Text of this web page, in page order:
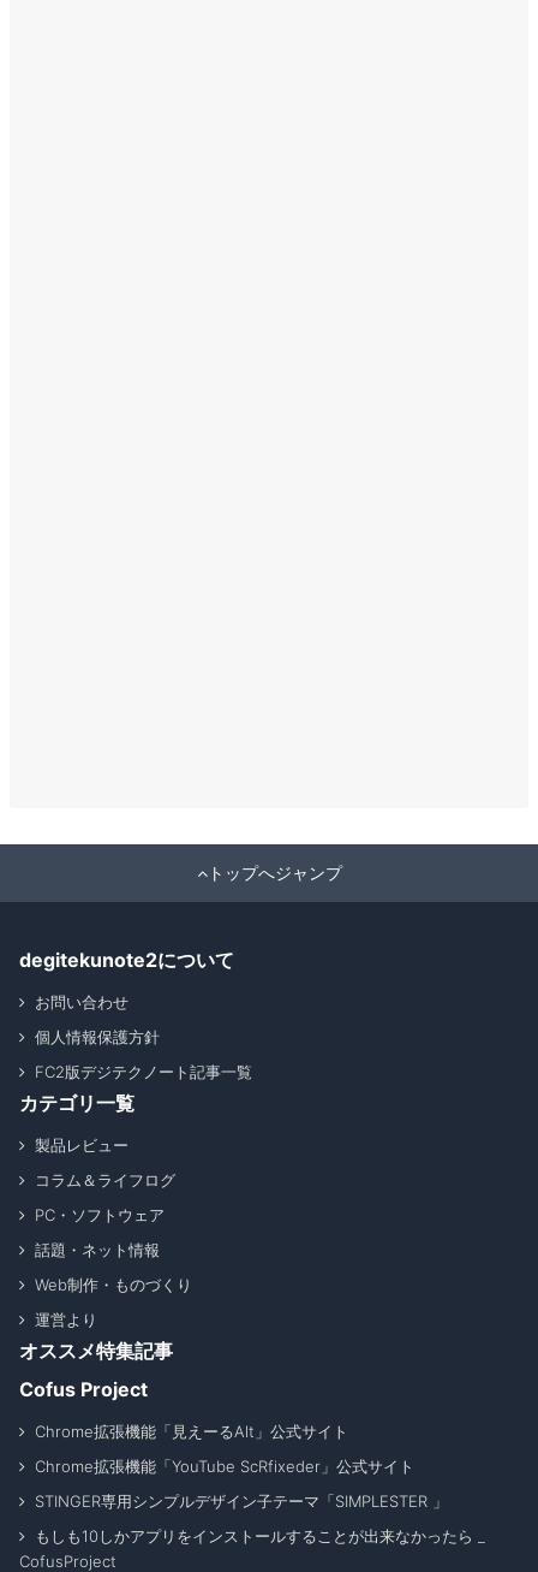
トップへジャンプ
degitekunote2について
お問い合わせ
個人情報保護方針
FC2版デジテクノート記事一覧
カテゴリ一覧
製品レビュー
コラム＆ライフログ
PC・ソフトウェア
話題・ネット情報
Web制作・ものづくり
運営より
オススメ特集記事
Cofus Project
Chrome拡張機能「見えーるAlt」公式サイト
Chrome拡張機能「YouTube ScRfixeder」公式サイト
STINGER専用シンプルデザイン子テーマ「SIMPLESTER 」
もしも10しかアプリをインストールすることが出来なかったら _
CofusProject